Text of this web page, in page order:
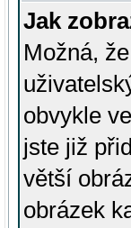
Jak
Možná,
obvykle
jste již
větší
obrázek